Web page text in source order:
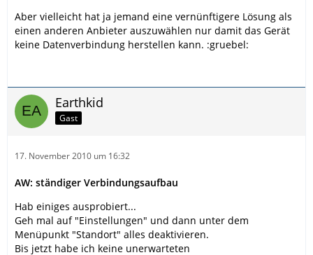
Aber vielleicht hat ja jemand eine vernünftigere Lösung als
einen anderen Anbieter auszuwählen nur damit das Gerät
keine Datenverbindung herstellen kann. :gruebel:
Earthkid
Gast
17. November 2010 um 16:32
AW: ständiger Verbindungsaufbau
Hab einiges ausprobiert...
Geh mal auf "Einstellungen" und dann unter dem
Menüpunkt "Standort" alles deaktivieren.
Bis jetzt habe ich keine unerwarteten